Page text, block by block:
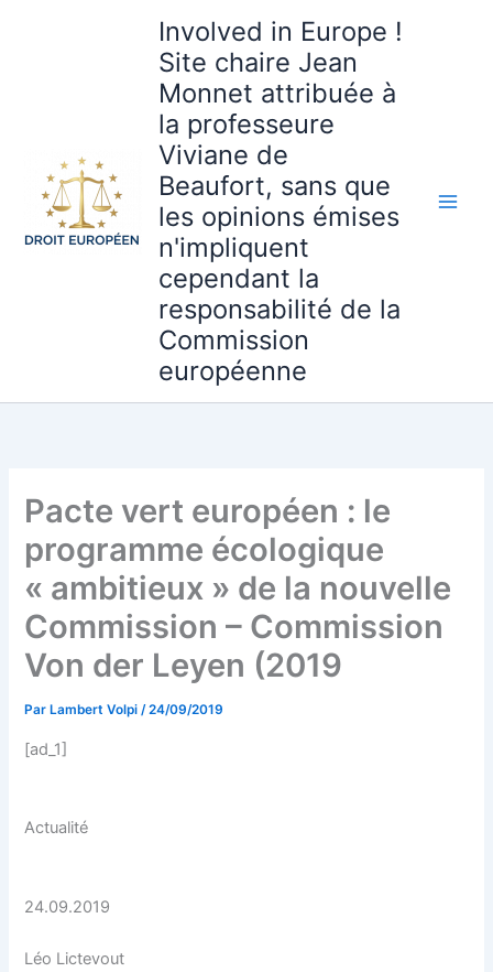
Involved in Europe !
Site chaire Jean
Monnet attribuée à
la professeure
Viviane de
Beaufort, sans que
les opinions émises
n'impliquent
cependant la
responsabilité de la
Commission
européenne
Pacte vert européen : le
programme écologique
« ambitieux » de la nouvelle
Commission – Commission
Von der Leyen (2019
Par Lambert Volpi/24/09/2019
[ad_1]
Actualité
24.09.2019
Léo Lictevout